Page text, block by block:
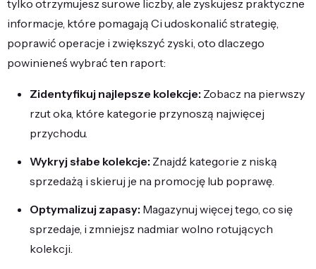
tylko otrzymujesz surowe liczby, ale zyskujesz praktyczne
informacje, które pomagają Ci udoskonalić strategię,
poprawić operacje i zwiększyć zyski, oto dlaczego
powinieneś wybrać ten raport:
Zidentyfikuj najlepsze kolekcje: Zobacz na pierwszy
rzut oka, które kategorie przynoszą najwięcej
przychodu.
Wykryj słabe kolekcje: Znajdź kategorie z niską
sprzedażą i skieruj je na promocję lub poprawę.
Optymalizuj zapasy: Magazynuj więcej tego, co się
sprzedaje, i zmniejsz nadmiar wolno rotujących
kolekcji.